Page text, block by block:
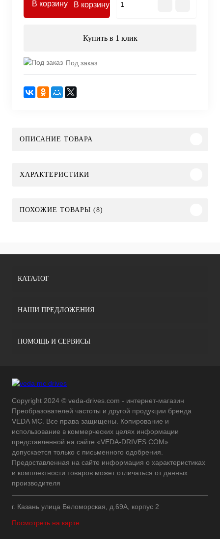
В корзину
Купить в 1 клик
Под заказ
ОПИСАНИЕ ТОВАРА
ХАРАКТЕРИСТИКИ
ПОХОЖИЕ ТОВАРЫ (8)
КАТАЛОГ
НАШИ ПРЕДЛОЖЕНИЯ
ПОМОЩЬ И СЕРВИСЫ
Copyright 2024 © veda-drives.com - интернет-магазин
Преобразователей частоты и другой продукции бренда
VEDA MC. Все права защищены. Копирование и
использование в коммерческих целях информации
представленной на сайте «VEDA-DRIVES.COM»
допускается только с письменного одобрения.
Предоставленная на сайте информация о характеристиках
и комплектности товаров может отличаться от данных
производителя
г. Казань улица Беломорская, д.69А, корпус 2
Посмотреть на карте